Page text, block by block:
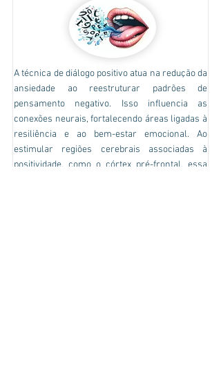
A técnica de diálogo positivo atua na redução da
ansiedade ao reestruturar padrões de
pensamento negativo. Isso influencia as
conexões neurais, fortalecendo áreas ligadas à
resiliência e ao bem-estar emocional. Ao
estimular regiões cerebrais associadas à
positividade, como o córtex pré-frontal, essa